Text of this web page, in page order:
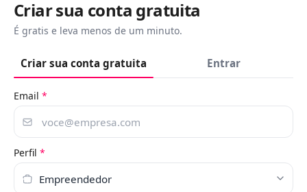
Criar sua conta gratuita
É gratis e leva menos de um minuto.
Criar sua conta gratuita Entrar
Email *
Perfil *